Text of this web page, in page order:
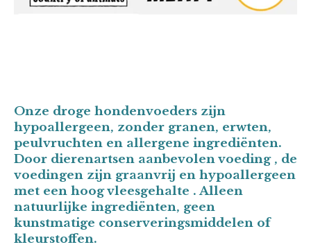
Onze droge hondenvoeders zijn
hypoallergeen, zonder granen, erwten,
peulvruchten en allergene ingrediënten.
Door dierenartsen aanbevolen voeding , de
voedingen zijn graanvrij en hypoallergeen
met een hoog vleesgehalte . Alleen
natuurlijke ingrediënten, geen
kunstmatige conserveringsmiddelen of
kleurstoffen.